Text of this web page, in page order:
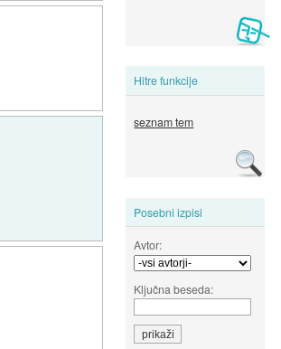
Hitre funkcije
seznam tem
Posebni izpisi
Avtor:
Ključna beseda: